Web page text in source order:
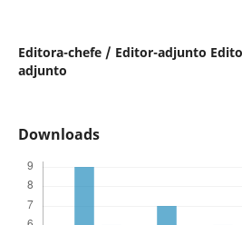
Editora-chefe / Editor-adjunto
adjunto
Downloads